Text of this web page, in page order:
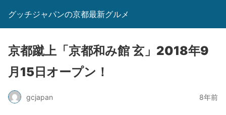
グッチジャパンの京都最新グルメ
京都蹴上「京都和み館 玄」2018年9
月15日オープン！
gcjapan 8年前